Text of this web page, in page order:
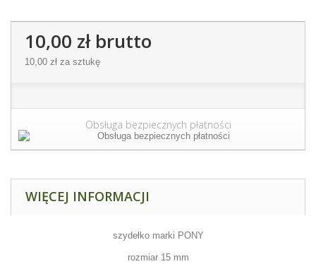
10,00 złbrutto
10,00 zł za sztukę
Obsługa bezpiecznych płatności
WIĘCEJ INFORMACJI
szydełko marki PONY
rozmiar 15 mm